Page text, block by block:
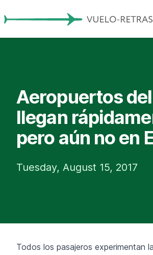
Aeropuertos
llegan
pero aún no en
Tuesday, August 15, 2017
Todos los pasajeros experimentan